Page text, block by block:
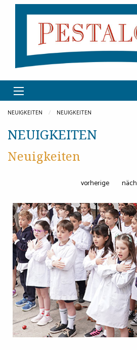
NEUIGKEITEN NEUIGKEITEN
NEUIGKEITEN
Neuigkeiten
vorherige